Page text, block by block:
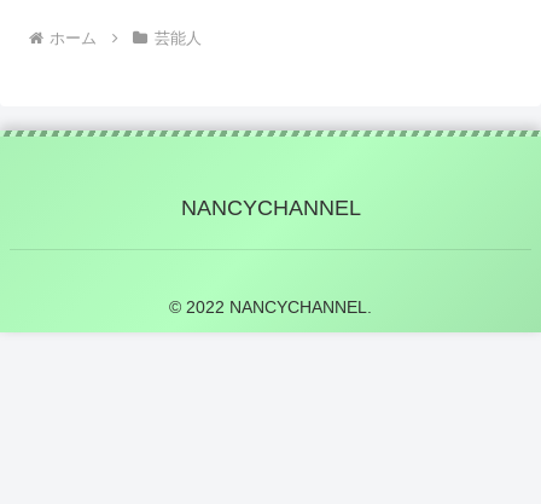
ホーム 芸能人
NANCYCHANNEL
© 2022 NANCYCHANNEL.